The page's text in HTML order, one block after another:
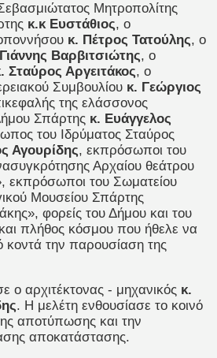
Μητροπολίτης
κ.κ Ευστάθιος, ο
κ. Πέτρος Τατούλης, ο
Βαρβιτσιώτης, ο
Σταύρος Αργειτάκος, ο
Συμβουλίου κ. Γεώργιος
της ελάσσονος
Σπάρτης κ. Ευάγγελος
του Ιδρύματος Σταύρος
Αγουρίδης, εκπρόσωποι του
Αρχαίου θεάτρου
εκπρόσωποι του Σωματείου
Μουσείου Σπάρτης
φορείς του Δήμου και του
πλήθος κόσμου που ήθελε να
την παρουσίαση της
ο αρχιτέκτονας - μηχανικός κ.
. Η μελέτη ενθουσίασε το κοινό
αποτύπωσης και την
αποκατάστασης.